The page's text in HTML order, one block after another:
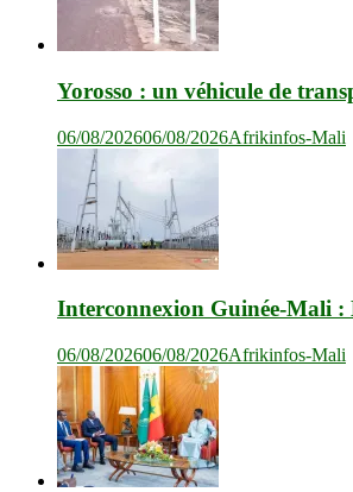
Yorosso : un véhicule de
06/08/202606/08/2026Afrikinfos-Mali
Interconnexion Guinée-Mali :
06/08/202606/08/2026Afrikinfos-Mali